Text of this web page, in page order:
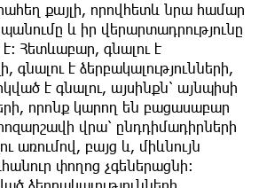
քայլի, որովհետև նրա համար
և իր վերարտադրությունը
Հետևաբար, գնալու է
գնալու է ձերբակալությունների,
է գնալու, այսինքն՝ այնպիսի
որոնք կարող են բացասաբար
վրա՝ ընդդիմադիրների
առումով, բայց և, միևնույն
փողոց չգեներացնի։